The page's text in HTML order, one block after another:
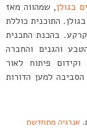
בגולן, שמהווה מאז
התוכנית כוללת
בהכנת התכנית
והגנים והחברה
פיתוח לאור
למען הדורות
אנרגיה מתחדשת